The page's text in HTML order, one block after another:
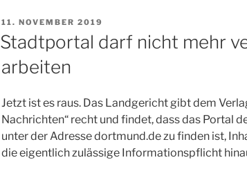
nach
Subventionierung
des
VERÖFFENTLICHT
11. NOVEMBER 2019
Stadtportal darf nicht mehr
arbeiten
Jetzt ist es raus. Das Landgericht gibt dem
Nachrichten“ recht und findet, dass das Portal
unter der Adresse dortmund.de zu finden ist,
die eigentlich zulässige Informationspflicht